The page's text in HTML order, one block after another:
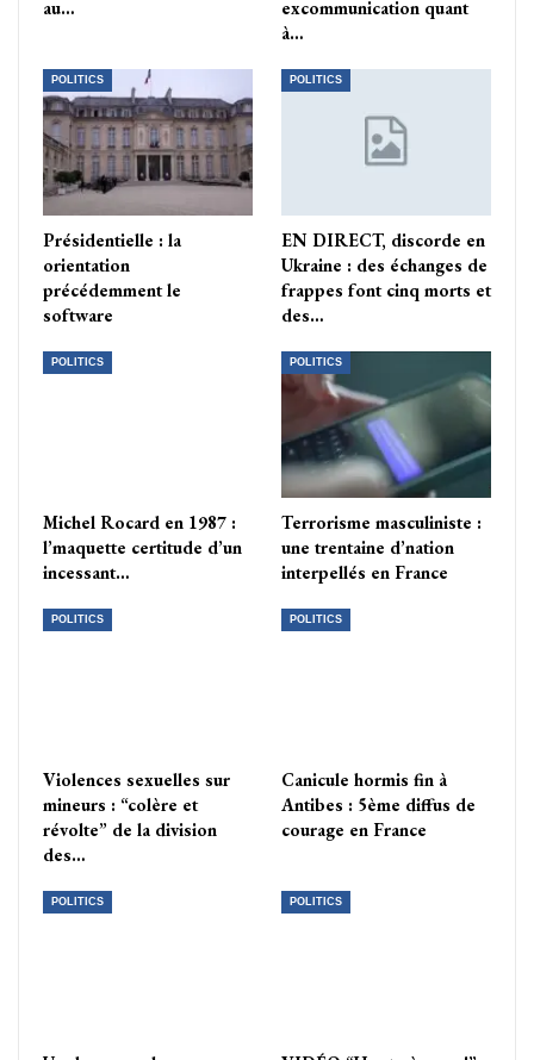
au…
excommunication quant
à…
POLITICS
Présidentielle : la
orientation
précédemment le
software
POLITICS
EN DIRECT, discorde en
Ukraine : des échanges de
frappes font cinq morts et
des…
POLITICS
Michel Rocard en 1987 :
l’maquette certitude d’un
incessant…
POLITICS
Terrorisme masculiniste :
une trentaine d’nation
interpellés en France
POLITICS
Violences sexuelles sur
mineurs : “colère et
révolte” de la division
des…
POLITICS
Canicule hormis fin à
Antibes : 5ème diffus de
courage en France
POLITICS POLITICS